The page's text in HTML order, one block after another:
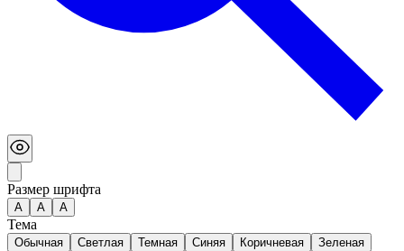
Размер шрифта
А A A
Тема
Обычная Светлая Темная Синяя Коричневая Зеленая